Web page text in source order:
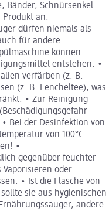
Bänder, Schnürsenkel
Produkt an.
dürfen niemals als
für andere
können
entstehen. •
verfärben (z. B.
(z. B. Fencheltee), was
• Zur Reinigung
–
Bei der Desinfektion von
von 100°C
•
gegenüber feuchter
oder
• Ist die Flasche von
sie aus hygienischen
andere